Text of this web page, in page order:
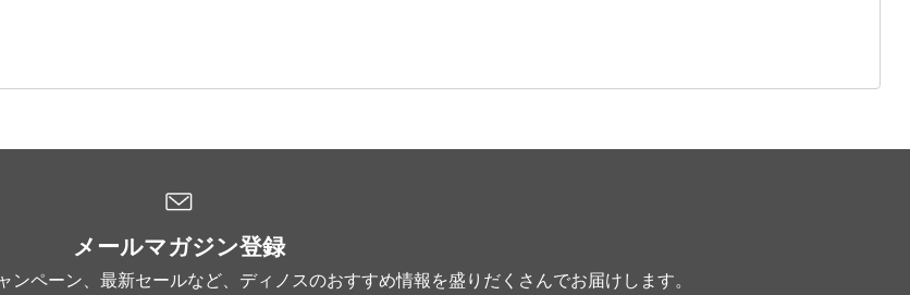
メールマガジン登録
ンペーン、最新セールなど、ディノスのおすすめ情報を盛りだくさんでお届けします。